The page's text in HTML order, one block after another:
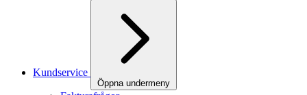
Kundservice
Öppna undermeny